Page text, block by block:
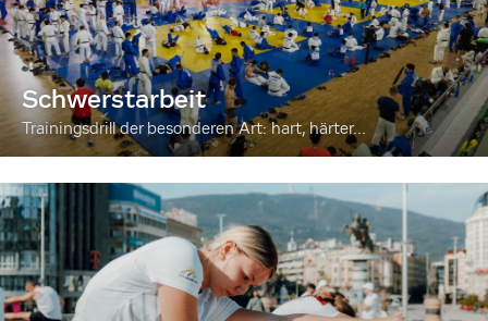
Schwerstarbeit
Trainingsdrill der besonderen Art: hart, härter...